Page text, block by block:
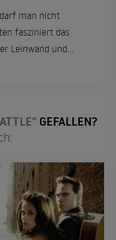
man nicht
fasziniert das
Leinwand und
Pate" oder
GEFALLEN?